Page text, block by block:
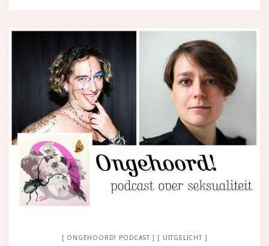
ONGEHOORD! PODCAST UITGELICHT